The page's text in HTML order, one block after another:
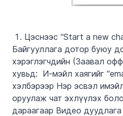
Цэснээс “Start a new
Байгууллага дотор буюу
хэрэглэгчдийн (Заавал
хувьд: И-мэйл хаягийг
хэлбэрээр Нэр эсвэл
оруулаж чат эхлүүлэх
дараагаар Видео